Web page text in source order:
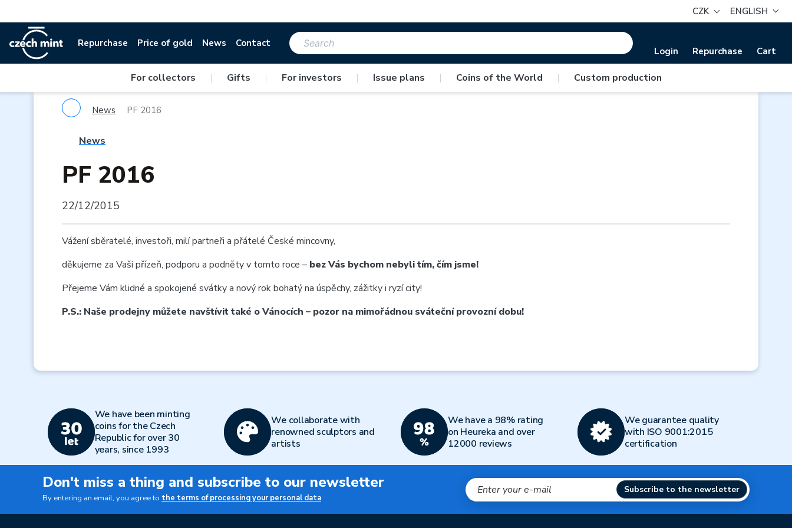
CZK ENGLISH
Repurchase Price of gold News Contact
Login Repurchase Cart
For collectors | Gifts | For investors | Issue plans | Coins of the World | Custom production
News PF 2016
News
PF 2016
22/12/2015
Vážení sběratelé, investoři, milí partneři a přátelé České mincovny,
děkujeme za Vaši přízeň, podporu a podněty v tomto roce – bez Vás bychom nebyli tím, čím jsme!
Přejeme Vám klidné a spokojené svátky a nový rok bohatý na úspěchy, zážitky i ryzí city!
P.S.: Naše prodejny můžete navštívit také o Vánocích – pozor na mimořádnou sváteční provozní dobu!
We have been minting
coins for the Czech
Republic for over 30
years, since 1993
We collaborate with
renowned sculptors and
artists
We have a 98% rating
on Heureka and over
12000 reviews
We guarantee quality
with ISO 9001:2015
certification
Don't miss a thing and subscribe to our newsletter
By entering an email, you agree to the terms of processing your personal data
Subscribe to the newsletter